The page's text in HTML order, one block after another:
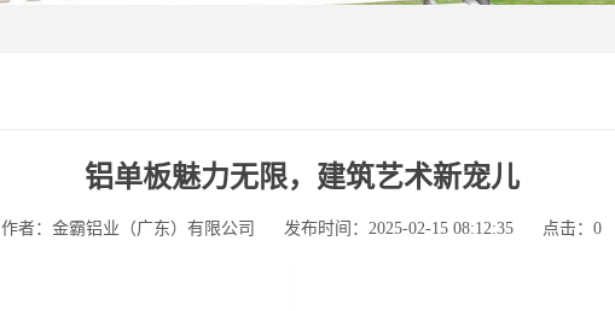
铝单板魅力无限，建筑艺术新宠儿
作者：金霸铝业（广东）有限公司 发布时间：2025-02-15 08:12:35 点击： 0